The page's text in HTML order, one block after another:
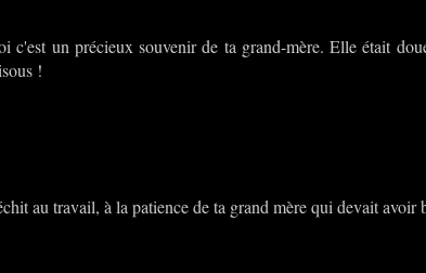
c'est un précieux souvenir de ta grand-mère. Elle était
!
au travail, à la patience de ta grand mère qui devait